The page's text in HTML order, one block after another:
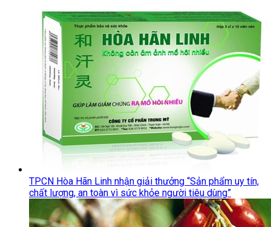
TPCN Hòa Hãn Linh nhận giải thưởng “Sản phẩm uy tín,
chất lượng, an toàn vì sức khỏe người tiêu dùng”